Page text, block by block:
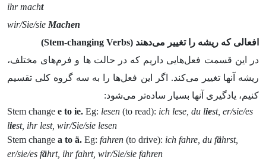
ihr macht
wir/Sie/sie Machen
افعالی که ریشه را تغییر می­‌دهند (Stem-changing Verbs
)
در این قسمت فعل­‌هایی داریم که در حالت­ ها و فرم­‌های مختلف،
ریشه آن­ها تغییر می‌­کند. اگر این فعل­‌ها را به سه گروه کلی تقسیم
کنیم، یادگیری آن­ها بسیار ساده‌­تر می­‌شود:
Stem change e to ie. Eg: lesen (to read): ich lese, du liest, er/sie/es
liest, ihr lest, wir/Sie/sie lesen
Stem change a to ä. Eg: fahren (to drive): ich fahre, du fährst,
er/sie/es fährt, ihr fahrt, wir/Sie/sie fahren